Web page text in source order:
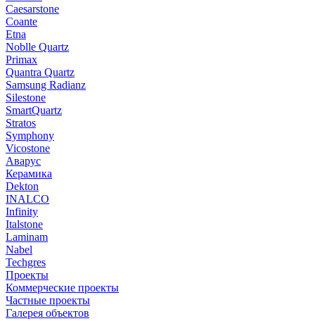
Caesarstone
Coante
Etna
Noblle Quartz
Primax
Quantra Quartz
Samsung Radianz
Silestone
SmartQuartz
Stratos
Symphony
Vicostone
Аварус
Керамика
Dekton
INALCO
Infinity
Italstone
Laminam
Nabel
Techgres
Проекты
Коммерческие проекты
Частные проекты
Галерея объектов